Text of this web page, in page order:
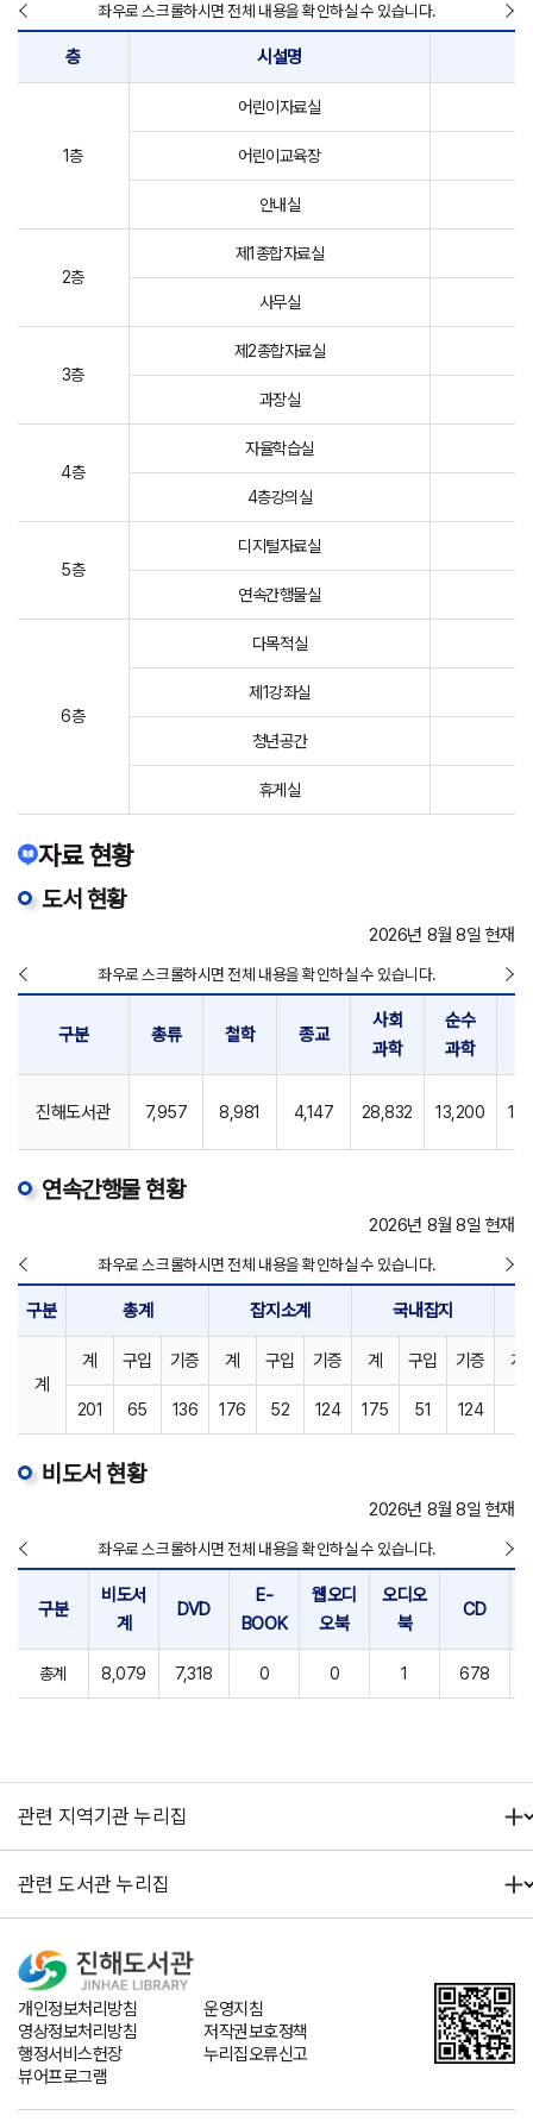
좌우로 스크롤하시면 전체 내용을 확인하실 수 있습니다.
층 시설명
1층
어린이자료실
어린이교육장
안내실
2층
제1종합자료실
사무실
3층
제2종합자료실
과장실
4층
자율학습실
4층강의실
5층
디지털자료실
연속간행물실
6층
다목적실
제1강좌실
청년공간
휴게실
자료 현황
도서 현황
2026년 8월 8일 현재
좌우로 스크롤하시면 전체 내용을 확인하실 수 있습니다.
구분 총류 철학 종교
사회
과학
순수
과학
진해도서관 7,957 8,981 4,147 28,832 13,200
연속간행물 현황
2026년 8월 8일 현재
좌우로 스크롤하시면 전체 내용을 확인하실 수 있습니다.
구분 총계 잡지소계 국내잡지
계
계 구입 기증 계 구입 기증 계 구입 기증 계
201 65 136 176 52 124 175 51 124
비도서 현황
2026년 8월 8일 현재
좌우로 스크롤하시면 전체 내용을 확인하실 수 있습니다.
구분
비도서
계
DVD
E-
BOOK
웹오디
오북
오디오
북
CD
총계 8,079 7,318 0 0 1 678
개인정보처리방침
운영지침
영상정보처리방침
저작권보호정책
행정서비스헌장
누리집오류신고
뷰어프로그램